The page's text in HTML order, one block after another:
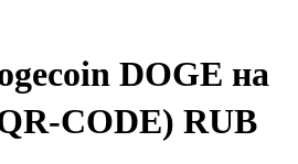
DOGE на
CODE) RUB